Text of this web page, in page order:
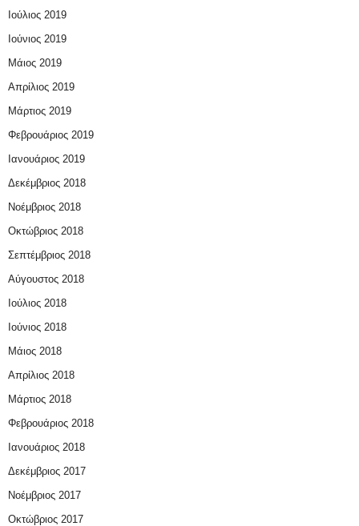
Ιούλιος 2019
Ιούνιος 2019
Μάιος 2019
Απρίλιος 2019
Μάρτιος 2019
Φεβρουάριος 2019
Ιανουάριος 2019
Δεκέμβριος 2018
Νοέμβριος 2018
Οκτώβριος 2018
Σεπτέμβριος 2018
Αύγουστος 2018
Ιούλιος 2018
Ιούνιος 2018
Μάιος 2018
Απρίλιος 2018
Μάρτιος 2018
Φεβρουάριος 2018
Ιανουάριος 2018
Δεκέμβριος 2017
Νοέμβριος 2017
Οκτώβριος 2017